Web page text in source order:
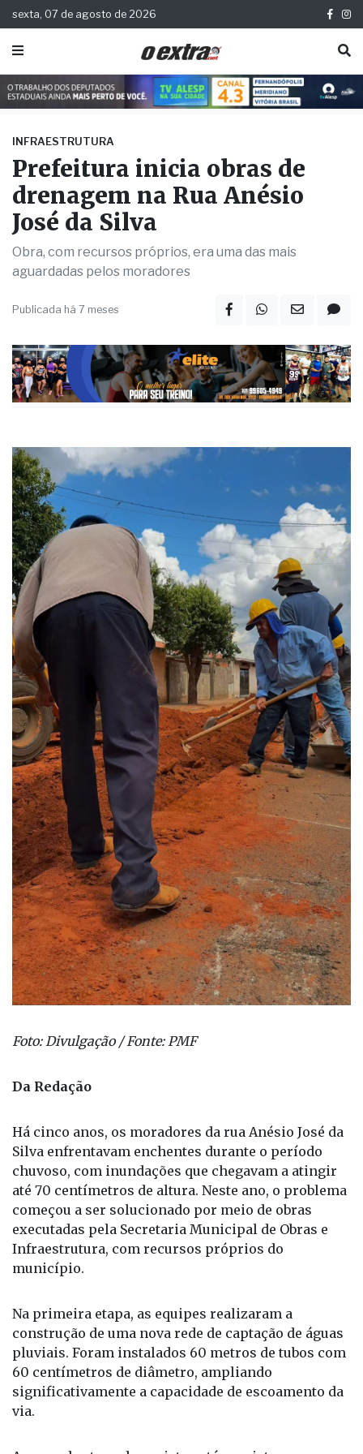
sexta, 07 de agosto de 2026
INFRAESTRUTURA
Prefeitura inicia obras de
drenagem na Rua Anésio
José da Silva
Obra, com recursos próprios, era uma das mais
aguardadas pelos moradores
Publicada há 7 meses
Foto: Divulgação / Fonte: PMF
Da Redação
Há cinco anos, os moradores da rua Anésio José da
Silva enfrentavam enchentes durante o período
chuvoso, com inundações que chegavam a atingir
até 70 centímetros de altura. Neste ano, o problema
começou a ser solucionado por meio de obras
executadas pela Secretaria Municipal de Obras e
Infraestrutura, com recursos próprios do
município.
Na primeira etapa, as equipes realizaram a
construção de uma nova rede de captação de águas
pluviais. Foram instalados 60 metros de tubos com
60 centímetros de diâmetro, ampliando
significativamente a capacidade de escoamento da
via.